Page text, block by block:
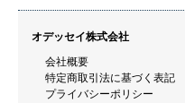
オデッセイ株式会社
会社概要
特定商取引法に基づく表記
プライバシーポリシー